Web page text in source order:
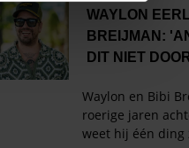
bieden en om ons
voor social
die u aan ze heeft
cookies als u